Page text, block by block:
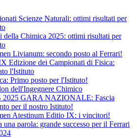
Scienze Naturali: ottimi risultati per
della Chimica 2025: ottimi risultati per
Livianum: secondo posto al Ferrari!
Edizione dei Campionati di Fisica:
l'Istituto
Primo posto per l'Istituto!
dell'Ingegnere Chimico
2025 GARA NAZIONALE: Fascia
per il nostro Istituto!
Atestinum Editio IX: i vincitori!
una parola: grande successo per il Ferrari